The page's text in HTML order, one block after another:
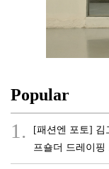
Popular
1.
[패션엔 포토] 김
프숄더 드레이핑